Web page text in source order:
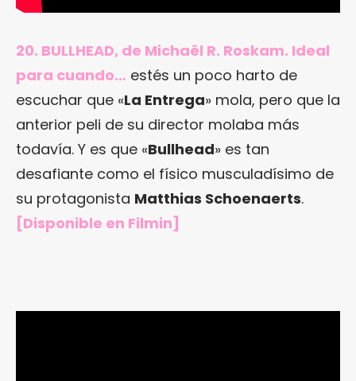
20. BULLHEAD, de Michaël R. Roskam. Ideal
para cuando… estés un poco harto de
escuchar que «La Entrega» mola, pero que la
anterior peli de su director molaba más
todavía. Y es que «Bullhead» es tan
desafiante como el físico musculadísimo de
su protagonista Matthias Schoenaerts.
[Disponible en Filmin]